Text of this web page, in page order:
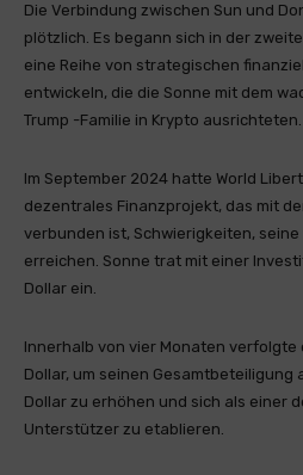
Die Verbindung zwischen Sun und
plötzlich. Es begann sich in der
eine Reihe von strategischen
entwickeln, die die Sonne mit dem
Trump -Familie in Krypto ausrichteten.
Im September 2024 hatte World
dezentrales Finanzprojekt, das mit
verbunden ist, Schwierigkeiten,
erreichen. Sonne trat mit einer
Dollar ein.
Innerhalb von vier Monaten verfolgte
Dollar, um seinen Gesamtbeteiligung
Dollar zu erhöhen und sich als einer
Unterstützer zu etablieren.